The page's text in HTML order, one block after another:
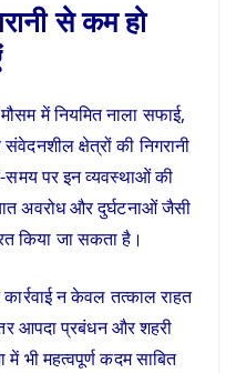
से कम हो
में नियमित नाला सफाई,
क्षेत्रों की निगरानी
पर इन व्यवस्थाओं की
अवरोध और दुर्घटनाओं जैसी
किया जा सकता है।
कार्रवाई न केवल तत्काल राहत
आपदा प्रबंधन और शहरी
भी महत्वपूर्ण कदम साबित